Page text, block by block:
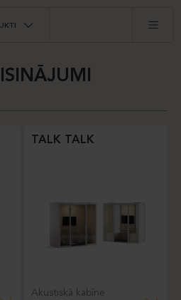
TALK TALK
Akustiskā kabīne